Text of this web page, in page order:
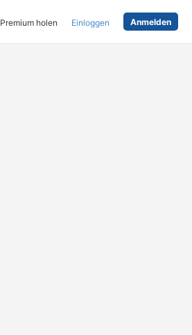
Premium holen Einloggen Anmelden